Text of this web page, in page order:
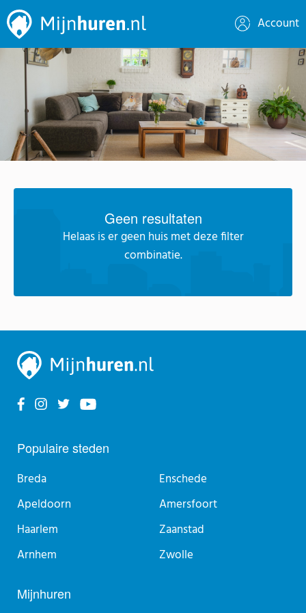
Account
Geen resultaten
Helaas is er geen huis met deze filter
combinatie.
Populaire steden
Breda
Apeldoorn
Haarlem
Arnhem
Enschede
Amersfoort
Zaanstad
Zwolle
Mijnhuren